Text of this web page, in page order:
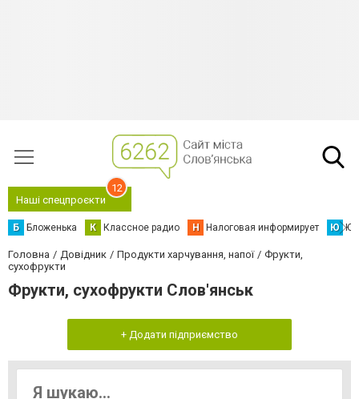
Наші спецпроєкти
12
Б Бложенька К Классное радио Н Налоговая информирует Ю
Головна Довідник Продукти харчування, напої
Фрукти,
сухофрукти
Фрукти, сухофрукти Слов'янськ
+ Додати підприємство